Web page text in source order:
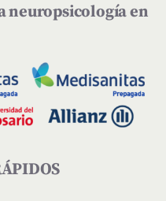
neuropsicología en